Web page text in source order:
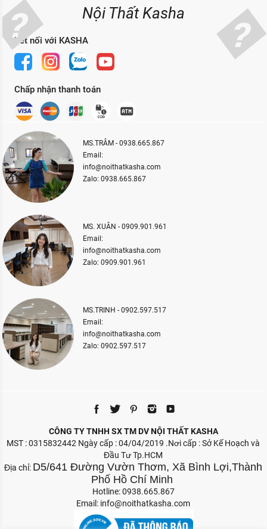
Nội Thất Kasha
Kết nối với KASHA
Chấp nhận thanh toán
MS.TRÂM - 0938.665.867
Email:
info@noithatkasha.com
Zalo: 0938.665.867
MS. XUÂN - 0909.901.961
Email:
info@noithatkasha.com
Zalo: 0909.901.961
MS.TRINH - 0902.597.517
Email:
info@noithatkasha.com
Zalo: 0902.597.517
CÔNG TY TNHH SX TM DV NỘI THẤT KASHA
MST : 0315832442 Ngày cấp : 04/04/2019 .Nơi cấp : Sở Kế Hoạch và
Đầu Tư Tp.HCM
Địa chỉ: D5/641 Đường Vườn Thơm, Xã Bình Lợi,Thành
Phố Hồ Chí Minh
Hotline: 0938.665.867
Email: info@noithatkasha.com